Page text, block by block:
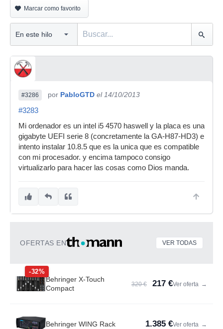
Marcar como favorito
#3286 por PabloGTD el 14/10/2013
#3283
Mi ordenador es un intel i5 4570 haswell y la placa es una
gigabyte UEFI serie 8 (concretamente la GA-H87-HD3) e
intento instalar 10.8.5 que es la unica que es compatible
con mi procesador. y encima tampoco consigo
virtualizarlo para hacer las cosas como Dios manda.
OFERTAS EN VER TODAS
-32%
Behringer X-Touch
Compact
320 € 217 €Ver oferta →
Behringer WING Rack 1.385 €Ver oferta →